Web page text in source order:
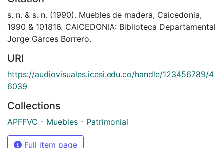
s. n. & s. n. (1990). Muebles de madera, Caicedonia,
1990 & 101816. CAICEDONIA: Biblioteca Departamental
Jorge Garces Borrero.
URI
https://audiovisuales.icesi.edu.co/handle/123456789/4
6039
Collections
APFFVC - Muebles - Patrimonial
Full item page